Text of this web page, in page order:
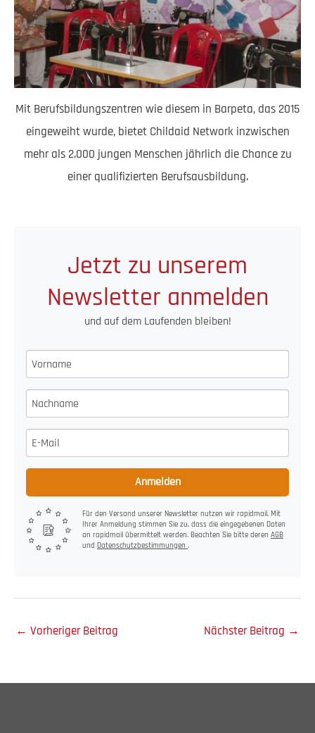
Mit Berufsbildungszentren wie diesem in Barpeta, das 2015
eingeweiht wurde, bietet Childaid Network inzwischen
mehr als 2.000 jungen Menschen jährlich die Chance zu
einer qualifizierten Berufsausbildung.
Jetzt zu unserem
Newsletter anmelden
und auf dem Laufenden bleiben!
Anmelden
Für den Versand unserer Newsletter nutzen wir rapidmail. Mit
Ihrer Anmeldung stimmen Sie zu, dass die eingegebenen Daten
an rapidmail übermittelt werden. Beachten Sie bitte deren AGB
und Datenschutzbestimmungen .
← Vorheriger Beitrag Nächster Beitrag →